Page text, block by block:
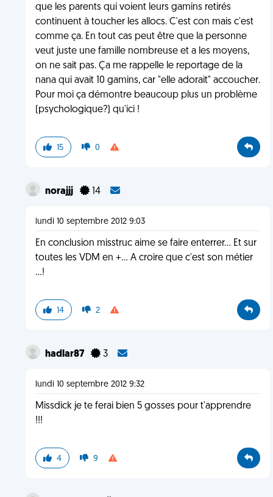
que les parents qui voient leurs gamins retirés
continuent à toucher les allocs. C'est con mais c'est
comme ça. En tout cas peut être que la personne
veut juste une famille nombreuse et a les moyens,
on ne sait pas. Ça me rappelle le reportage de la
nana qui avait 10 gamins, car "elle adorait" accoucher.
Pour moi ça démontre beaucoup plus un problème
(psychologique?) qu'ici !
15 0
norajjj 14
lundi 10 septembre 2012 9:03
En conclusion misstruc aime se faire enterrer... Et sur
toutes les VDM en +... A croire que c'est son métier
...!
14 2
hadlar87 3
lundi 10 septembre 2012 9:32
Missdick je te ferai bien 5 gosses pour t'apprendre
!!!
4 9